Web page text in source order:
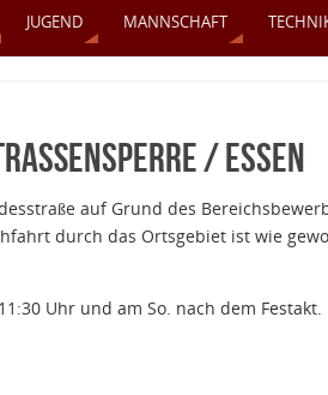
JUGEND MANNSCHAFT
/ Essen
auf Grund des
durch das Ortsgebiet ist wie
Uhr und am So. nach dem Festakt.